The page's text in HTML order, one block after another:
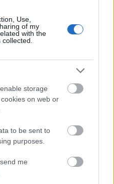
Use,
of my
with the
storage
on web or
to be sent to
purposes.
me